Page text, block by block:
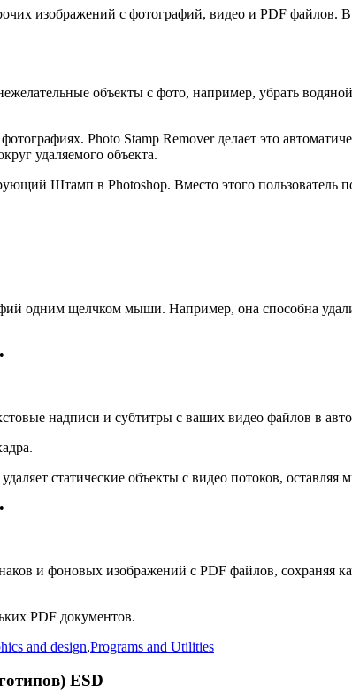
изображений с фотографий, видео и PDF файлов. В
объекты с фото, например, убрать
Photo Stamp Remover делает это
удаляемого объекта.
Штамп в Photoshop. Вместо этого пользователь
одним щелчком мыши. Например, она способна
надписи и субтитры с ваших видео файлов в
статические объекты с видео потоков, оставляя
и фоновых изображений с PDF файлов, сохраняя
PDF документов.
and design,Programs and Utilities
ESD